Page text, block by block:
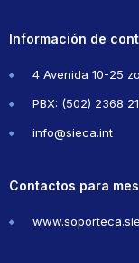
Información de
4 Avenida 10-25
PBX: (502) 2368
info@sieca.int
Contactos para